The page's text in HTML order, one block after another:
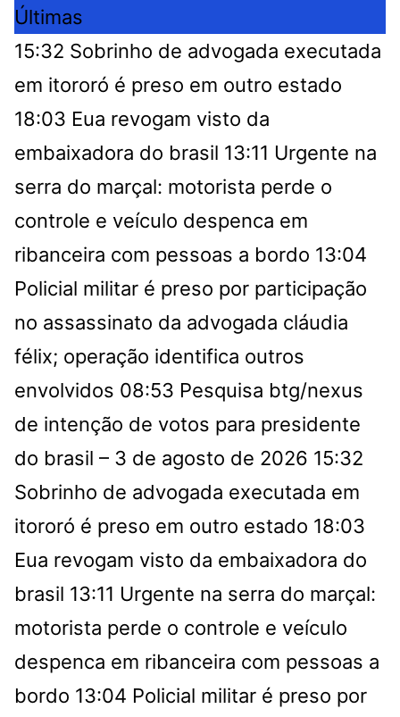
Últimas
15:32 Sobrinho de advogada executada
em itororó é preso em outro estado
18:03 Eua revogam visto da
embaixadora do brasil 13:11 Urgente na
serra do marçal: motorista perde o
controle e veículo despenca em
ribanceira com pessoas a bordo 13:04
Policial militar é preso por participação
no assassinato da advogada cláudia
félix; operação identifica outros
envolvidos 08:53 Pesquisa btg/nexus
de intenção de votos para presidente
do brasil – 3 de agosto de 2026 15:32
Sobrinho de advogada executada em
itororó é preso em outro estado 18:03
Eua revogam visto da embaixadora do
brasil 13:11 Urgente na serra do marçal:
motorista perde o controle e veículo
despenca em ribanceira com pessoas a
bordo 13:04 Policial militar é preso por